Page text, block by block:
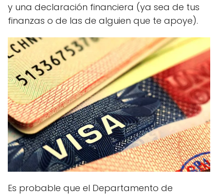
y una declaración financiera (ya sea de tus
finanzas o de las de alguien que te apoye).
Es probable que el Departamento de